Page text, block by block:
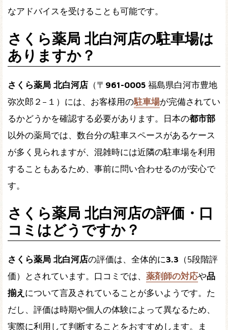
なアドバイスを受けることも可能です。
さくら薬局 北白河店の駐車場は
ありますか？
さくら薬局 北白河店 （〒 961-0005 福島県白河市豊地
弥次郎２−１）には、お客様用の駐車場が完備されてい
るかどうかを確認する必要があります。日本の都市部
以外の薬局では、数台分の駐車スペースがあるケース
が多く見られますが、混雑時には近隣の駐車場を利用
することもあるため、事前に問い合わせるのが安心で
す。
さくら薬局 北白河店の評価・口
コミはどうですか？
さくら薬局 北白河店の評価は、全体的に3.3 （5段階評
価）とされています。口コミでは、 薬剤師の対応や品
揃え について言及されていることが多いようです。た
だし、評価は時期や個人の体験によって異なるため、
実際に利用して判断することをおすすめします。ま